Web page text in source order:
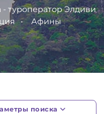
туроператор Элдиви
Афины
поиска